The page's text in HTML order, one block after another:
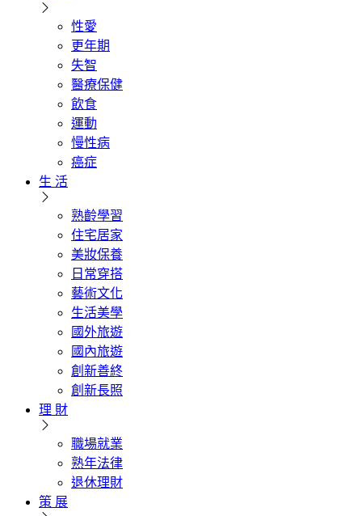
性愛
更年期
失智
醫療保健
飲食
運動
慢性病
癌症
生 活
熟齡學習
住宅居家
美妝保養
日常穿搭
藝術文化
生活美學
國外旅遊
國內旅遊
創新善終
創新長照
理 財
職場就業
熟年法律
退休理財
策 展